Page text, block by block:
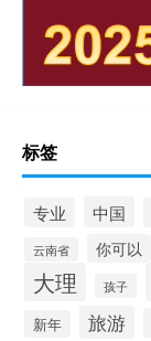
标签
专业 中国
云南省 你可以
大理 孩子
新年 旅游